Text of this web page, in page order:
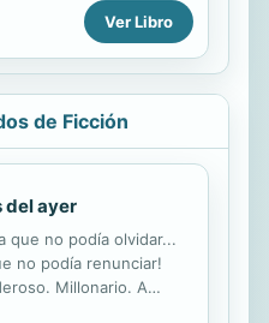
que era una niña y
íntimo es casarse con
no se decide a dar el
Ver Libro
de Ficción
del ayer
que no podía olvidar...
no podía renunciar!
Millonario. A